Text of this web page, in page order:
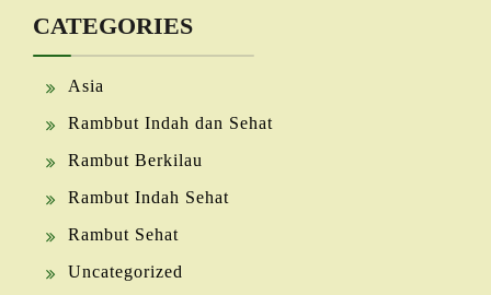
CATEGORIES
Asia
Rambbut Indah dan Sehat
Rambut Berkilau
Rambut Indah Sehat
Rambut Sehat
Uncategorized